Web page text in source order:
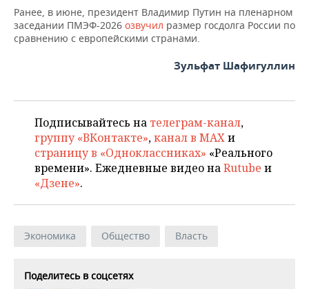
Ранее, в июне, президент Владимир Путин на пленарном
заседании ПМЭФ-2026 озвучил размер госдолга России по
сравнению с европейскими странами.
Зульфат Шафигуллин
Подписывайтесь на телеграм-канал,
группу «ВКонтакте»,канал в MAXи
страницу в «Одноклассниках» «Реального
времени». Ежедневные видео наRutube и
«Дзене».
Экономика Общество Власть
Поделитесь в соцсетях